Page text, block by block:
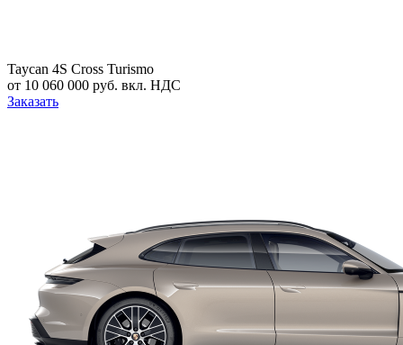
Taycan 4S Cross Turismo
от 10 060 000 руб. вкл. НДС
Заказать